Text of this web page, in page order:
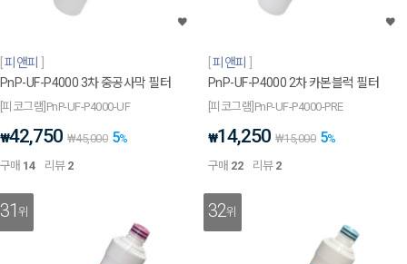
피앤피
PnP-UF-P4000 3차 중공사막 필터
[피코그램]PnP-UF-P4000-UF
₩42,750 ₩45,000 5%
구매 14 리뷰 2
피앤피
PnP-UF-P4000 2차 카본블럭 필터
[피코그램]PnP-UF-P4000-PRE
₩14,250 ₩15,000 5%
구매 22 리뷰 2
31위 32위